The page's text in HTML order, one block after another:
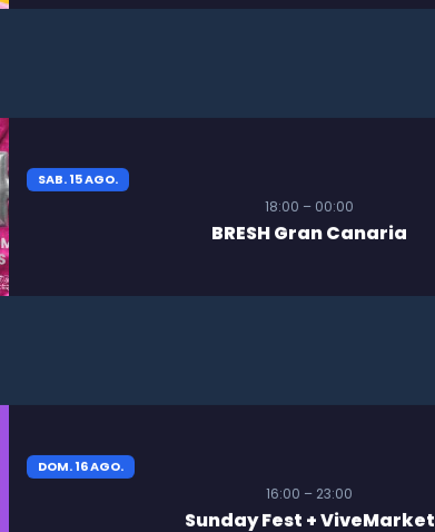
SAB. 15 AGO.
18:00 – 00:00
BRESH Gran Canaria
DOM. 16 AGO.
16:00 – 23:00
Sunday Fest + ViveMarket